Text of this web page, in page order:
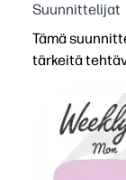
Suunnittelijat
Tämä
tärkeitä